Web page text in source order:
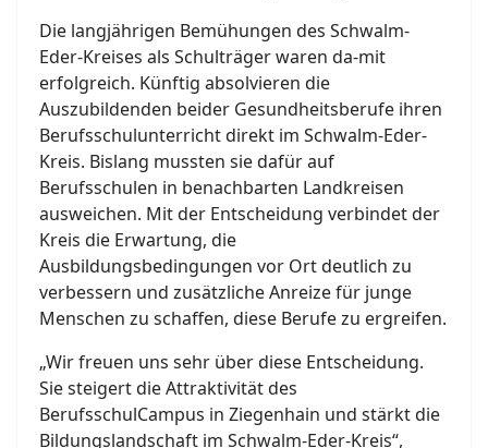
Die langjährigen Bemühungen des Schwalm-
Eder-Kreises als Schulträger waren da-mit
erfolgreich. Künftig absolvieren die
Auszubildenden beider Gesundheitsberufe ihren
Berufsschulunterricht direkt im Schwalm-Eder-
Kreis. Bislang mussten sie dafür auf
Berufsschulen in benachbarten Landkreisen
ausweichen. Mit der Entscheidung verbindet der
Kreis die Erwartung, die
Ausbildungsbedingungen vor Ort deutlich zu
verbessern und zusätzliche Anreize für junge
Menschen zu schaffen, diese Berufe zu ergreifen.
„Wir freuen uns sehr über diese Entscheidung.
Sie steigert die Attraktivität des
BerufsschulCampus in Ziegenhain und stärkt die
Bildungslandschaft im Schwalm-Eder-Kreis“,